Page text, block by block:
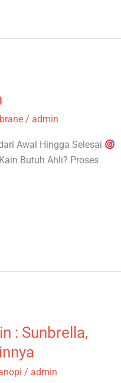
/ admin
Awal Hingga Selesai
Butuh Ahli? Proses
: Sunbrella,
/ admin